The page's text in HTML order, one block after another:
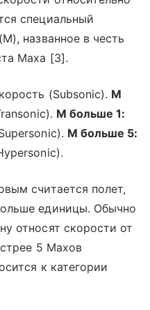
специальный
названное в честь
Маха [3].
(Subsonic). М
М больше 1:
М больше 5:
считается полет,
единицы. Обычно
относят скорости от
5 Махов
к категории